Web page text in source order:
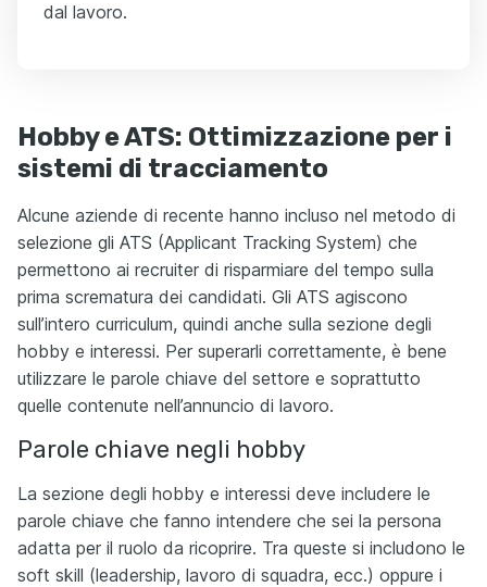
dal lavoro.
Hobby e ATS: Ottimizzazione per i
sistemi di tracciamento
Alcune aziende di recente hanno incluso nel metodo di
selezione gli ATS (Applicant Tracking System) che
permettono ai recruiter di risparmiare del tempo sulla
prima scrematura dei candidati. Gli ATS agiscono
sull’intero curriculum, quindi anche sulla sezione degli
hobby e interessi. Per superarli correttamente, è bene
utilizzare le parole chiave del settore e soprattutto
quelle contenute nell’annuncio di lavoro.
Parole chiave negli hobby
La sezione degli hobby e interessi deve includere le
parole chiave che fanno intendere che sei la persona
adatta per il ruolo da ricoprire. Tra queste si includono le
soft skill (leadership, lavoro di squadra, ecc.) oppure i